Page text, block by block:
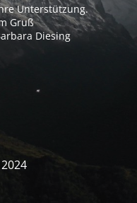
Unterstützung.
Gruß
Diesing